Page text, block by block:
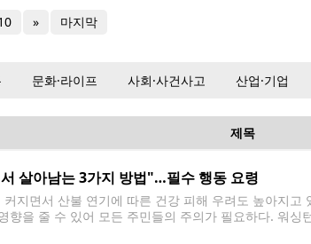
» 마지막
문화·라이프 사회·사건사고 산업·기업
제목
살아남는 3가지 방법"…필수 행동 요령
지면서 산불 연기에 따른 건강 피해 우려도 높아지
향을 줄 수 있어 모든 주민들의 주의가 필요하다. 워